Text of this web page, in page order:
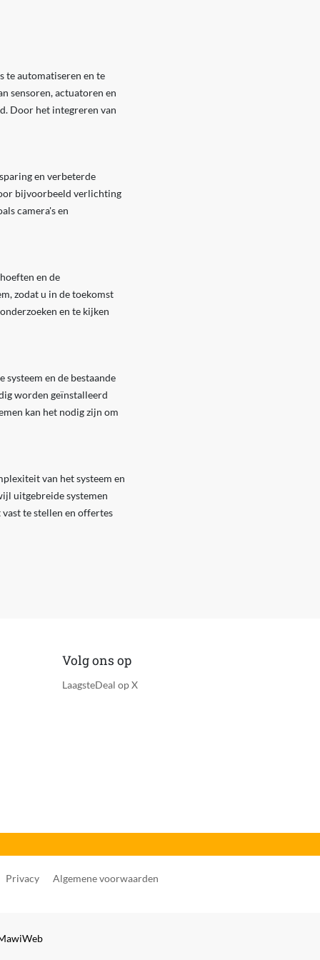
te automatiseren en te
sensoren, actuatoren en
Door het integreren van
en verbeterde
bijvoorbeeld verlichting
camera's en
en de
zodat u in de toekomst
en te kijken
en de bestaande
worden geïnstalleerd
kan het nodig zijn om
van het systeem en
uitgebreide systemen
te stellen en offertes
Volg ons op
LaagsteDeal op X
Privacy Algemene voorwaarden